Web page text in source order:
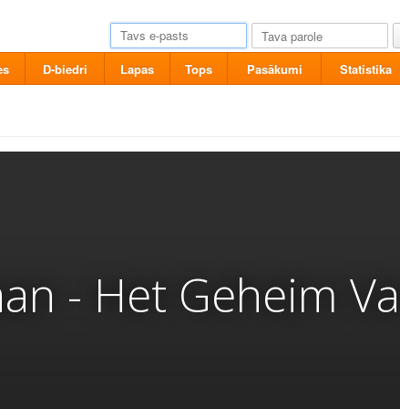
D-biedri Lapas Tops Pasākumi Statistika
- Het Geheim